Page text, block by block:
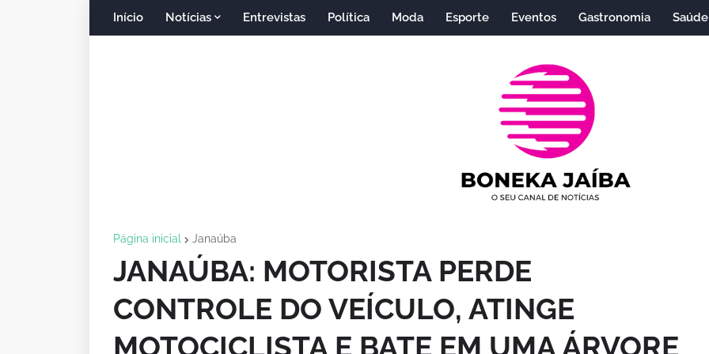
Início Notícias Entrevistas Política Moda Esporte Eventos Gastronomia Saúde
Página inicial Janaúba
JANAÚBA: MOTORISTA PERDE
CONTROLE DO VEÍCULO, ATINGE
MOTOCICLISTA E BATE EM UMA ÁRVORE